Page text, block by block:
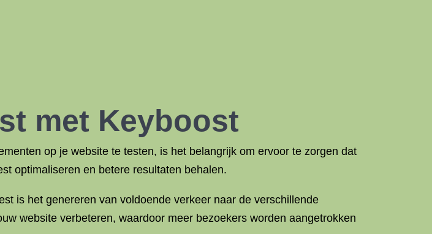
met Keyboost
op je website te testen, is het belangrijk om ervoor te zorgen dat
optimaliseren en betere resultaten behalen.
is het genereren van voldoende verkeer naar de verschillende
website verbeteren, waardoor meer bezoekers worden aangetrokken